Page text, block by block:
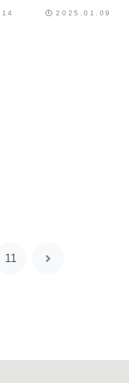
レポ 2025.01.09
11
次